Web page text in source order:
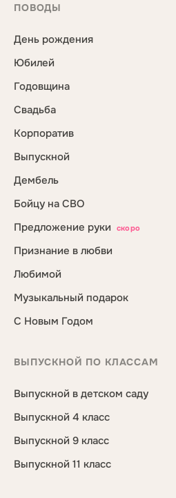
ПОВОДЫ
День рождения
Юбилей
Годовщина
Свадьба
Корпоратив
Выпускной
Дембель
Бойцу на СВО
Предложение руки
скоро
Признание в любви
Любимой
Музыкальный подарок
С Новым Годом
ВЫПУСКНОЙ ПО КЛАССАМ
Выпускной в детском саду
Выпускной 4 класс
Выпускной 9 класс
Выпускной 11 класс